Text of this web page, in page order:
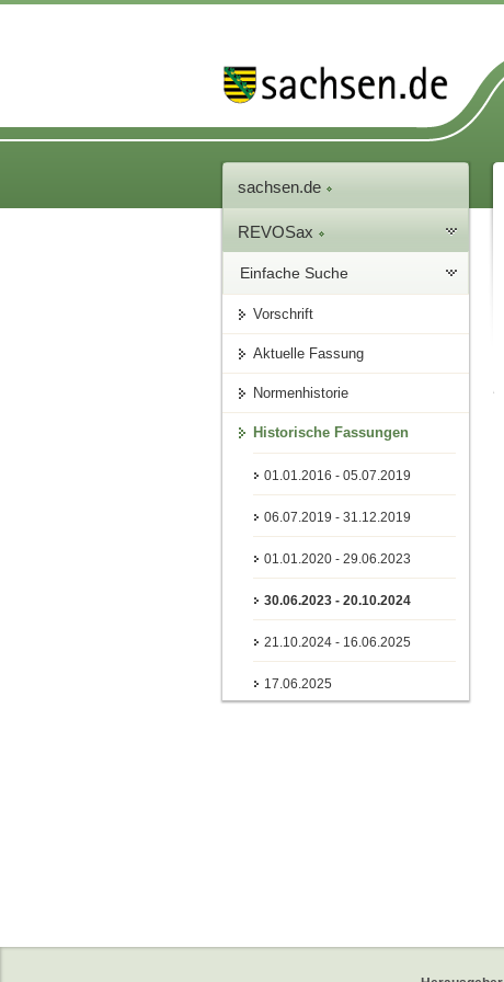
sachsen.de
REVOSax
Einfache Suche
Vorschrift
Aktuelle Fassung
Normenhistorie
Historische Fassungen
01.01.2016 - 05.07.2019
06.07.2019 - 31.12.2019
01.01.2020 - 29.06.2023
30.06.2023 - 20.10.2024
21.10.2024 - 16.06.2025
17.06.2025